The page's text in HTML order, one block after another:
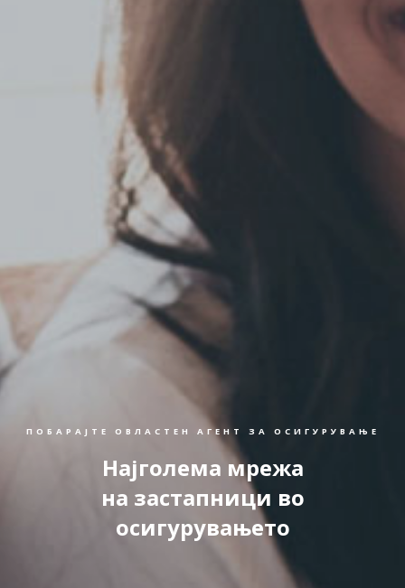
ПОБАРАЈТЕ ОВЛАСТЕН АГЕНТ ЗА ОСИГУРУВАЊЕ
Најголема мрежа
на застапници во
осигурувањето